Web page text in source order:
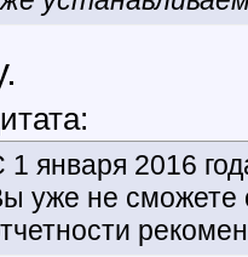
1 января 2016
уже не сможете